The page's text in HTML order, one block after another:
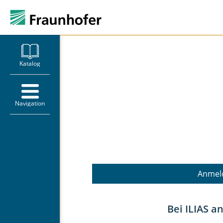
Katalog
Navigation
Bei ILIAS